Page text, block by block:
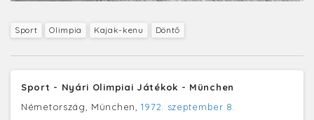
Sport Olimpia Kajak-kenu Döntő
Sport - Nyári Olimpiai Játékok - München
Németország, München,1972. szeptember 8.